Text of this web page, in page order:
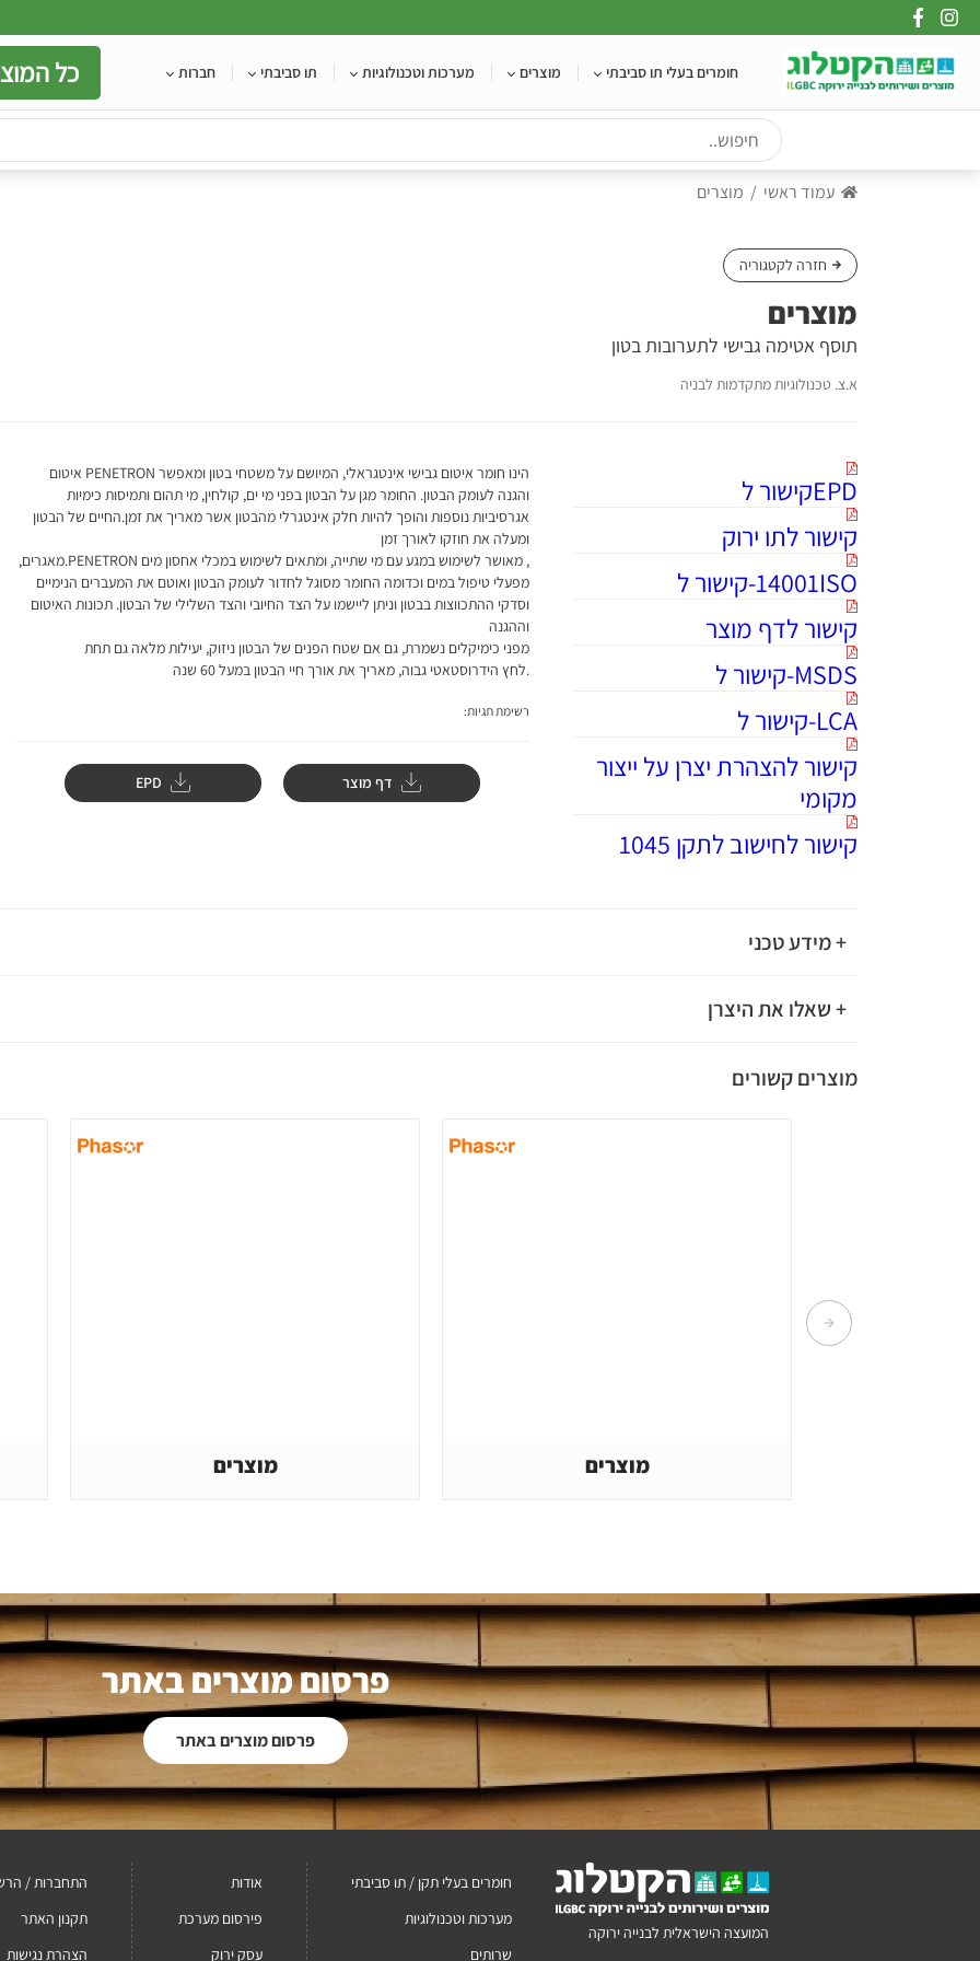
Skip
to
content
חומרים בעלי תו סביבתי מוצרים מערכות וטכנולוגיות תו סביבתי חברות כל
עמוד ראשי מוצרים
חזרה לקטגוריה
מוצרים
תוסף אטימה גבישי לתערובות בטון
א.צ. טכנולוגיות מתקדמות לבניה
EPDקישור ל
קישור לתו ירוק
14001ISO-קישור ל
קישור לדף מוצר
MSDS-קישור ל
LCA-קישור ל
קישור להצהרת יצרן על ייצור
מקומי
קישור לחישוב לתקן 1045
הינו חומר איטום גבישי אינטגראלי, המיושם על משטחי בטון ומאפשר PENETRON איטום
והגנה לעומק הבטון. החומר מגן על הבטון בפני מי ים, קולחין, מי תהום ותמיסות כימיות
אגרסיביות נוספות והופך להיות חלק אינטגרלי מהבטון אשר מאריך את זמן.החיים של הבטון
ומעלה את חוזקו לאורך זמן
, מאושר לשימוש במגע עם מי שתייה, ומתאים לשימוש במכלי אחסון מים PENETRON.מאגרים,
מפעלי טיפול במים וכדומה החומר מסוגל לחדור לעומק הבטון ואוטם את המעברים הנימיים
וסדקי ההתכווצות בבטון וניתן ליישמו על הצד החיובי והצד השלילי של הבטון. תכונות האיטום
וההגנה
מפני כימיקלים נשמרת, גם אם שטח הפנים של הבטון ניזוק, יעילות מלאה גם תחת
.לחץ הידרוסטאטי גבוה, מאריך את אורך חיי הבטון במעל 60 שנה
רשימת תגיות:
דף מוצר EPD
+ מידע טכני
+ שאלו את היצרן
מוצרים קשורים
מוצרים מוצרים
פרסום מוצרים באתר
פרסום מוצרים באתר
המועצה הישראלית לבנייה ירוקה
חומרים בעלי תקן / תו סביבתי
מערכות וטכנולוגיות
שרותים
אודות
פירסום מערכת
עסק ירוק
התחברות /
תקנון האתר
הצהרת נגישות